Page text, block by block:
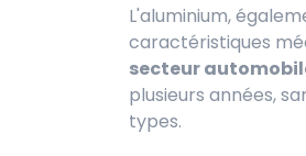
L'aluminium,
caractéristiques
secteur
plusieurs années,
types.